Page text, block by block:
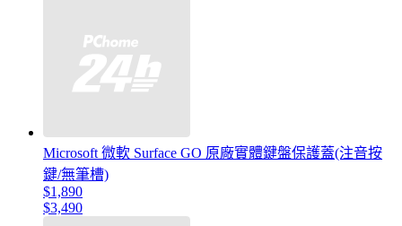
Microsoft 微軟 Surface GO 原廠實體鍵盤保護蓋(注音按
鍵/無筆槽)
$1,890
$3,490